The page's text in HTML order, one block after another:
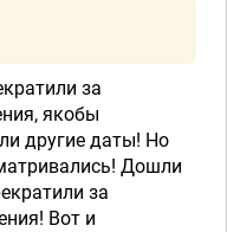
за
якобы
другие даты! Но
Дошли
за
Вот и